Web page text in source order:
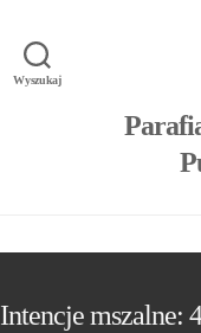
Wyszukaj
Intencje mszalne: